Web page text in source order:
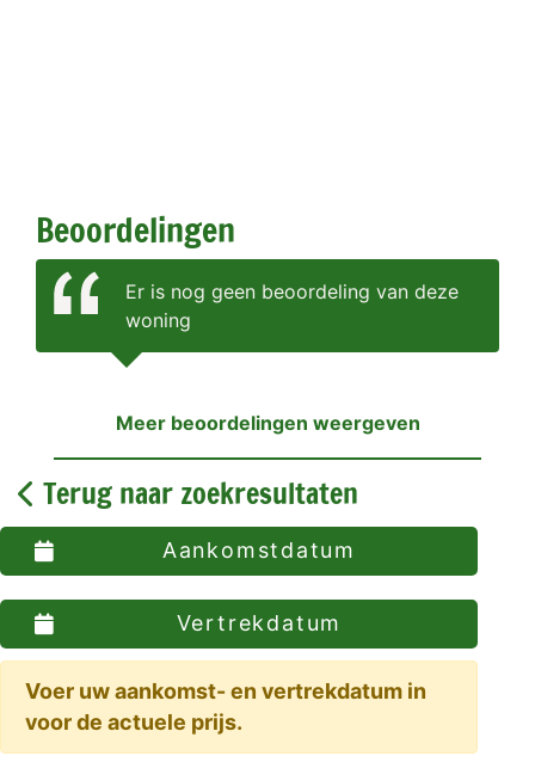
Beoordelingen
Er is nog geen beoordeling van deze
woning
Meer beoordelingen weergeven
Terug naar zoekresultaten
Aankomstdatum
Vertrekdatum
Voer uw aankomst- en vertrekdatum in
voor de actuele prijs.